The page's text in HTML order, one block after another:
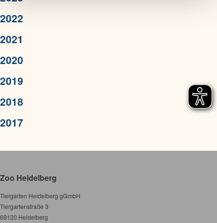
2022
2021
2020
2019
2018
2017
Zoo Heidelberg
Tiergarten Heidelberg gGmbH
Tiergartenstraße 3
69120 Heidelberg